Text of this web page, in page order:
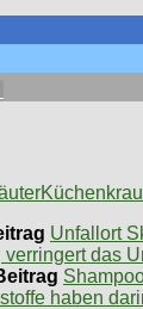
Unfallort
verringert das
haben